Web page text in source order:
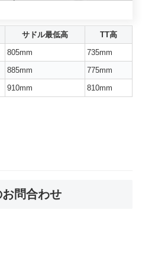
サドル最低高
TT高
805mm
735mm
885mm
775mm
910mm 810mm
問合わせ